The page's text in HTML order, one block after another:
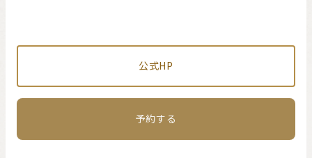
公式HP
予約する